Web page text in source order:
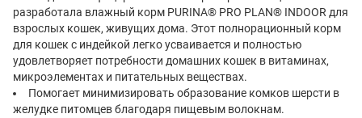
разработала влажный корм PURINA® PRO PLAN® INDOOR для
взрослых кошек, живущих дома. Этот полнорационный корм
для кошек с индейкой легко усваивается и полностью
удовлетворяет потребности домашних кошек в витаминах,
микроэлементах и питательных веществах.
Помогает минимизировать образование комков шерсти в
желудке питомцев благодаря пищевым волокнам.